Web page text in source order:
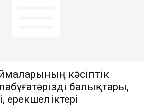
кәсіптік
балықтары,
ерекшеліктері